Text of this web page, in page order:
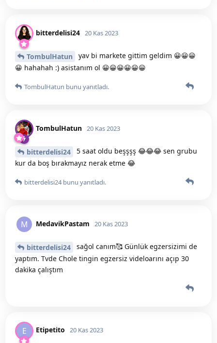
bitterdelisi24 20 Kas 2023
TombulHatun
yav bi markete gittim geldim 😀😀😀
😀 hahahah :) asistanım ol 😀😀😀😀😀😀
TombulHatun bunu yanıtladı.
TombulHatun 20 Kas 2023
bitterdelisi24
5 saat oldu beşşşş 😂😂😂 sen grubu
kur da boş bırakmayız nerak etme 😂
bitterdelisi24bunu yanıtladı.
M MedavikPastam 20 Kas 2023
bitterdelisi24
sağol canım🥰 Günlük egzersizimi de
yaptım. Tvde Chole tingin egzersiz videloarını açıp 30
dakika çalıştım
E Etipetito 20 Kas 2023